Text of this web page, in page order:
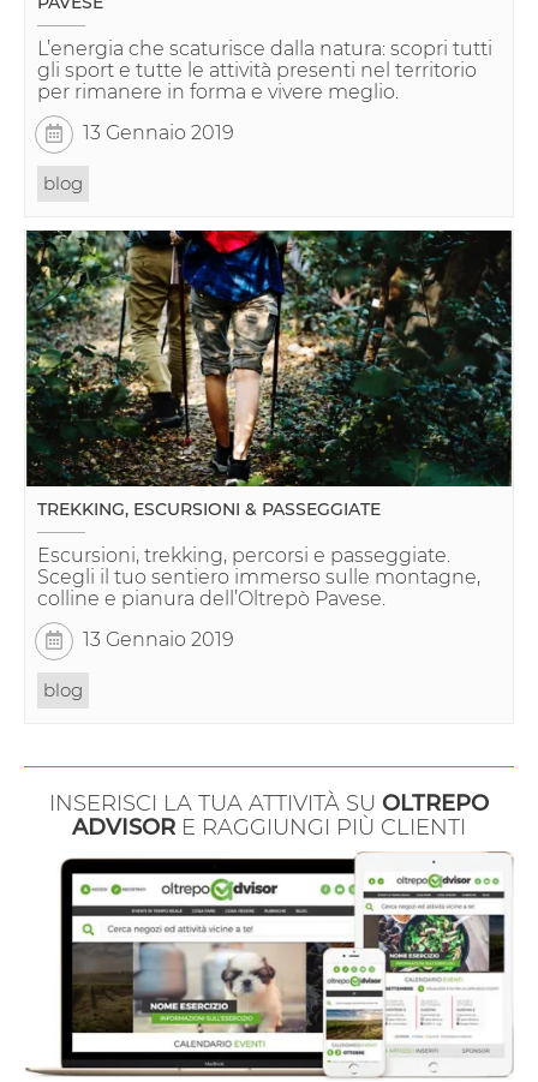
L’energia che scaturisce dalla natura: scopri tutti
gli sport e tutte le attività presenti nel territorio
per rimanere in forma e vivere meglio.
13 Gennaio 2019
blog
TREKKING, ESCURSIONI & PASSEGGIATE
Escursioni, trekking, percorsi e passeggiate.
Scegli il tuo sentiero immerso sulle montagne,
colline e pianura dell’Oltrepò Pavese.
13 Gennaio 2019
blog
INSERISCI LA TUA ATTIVITÀ SU OLTREPO
ADVISOR E RAGGIUNGI PIÙ CLIENTI